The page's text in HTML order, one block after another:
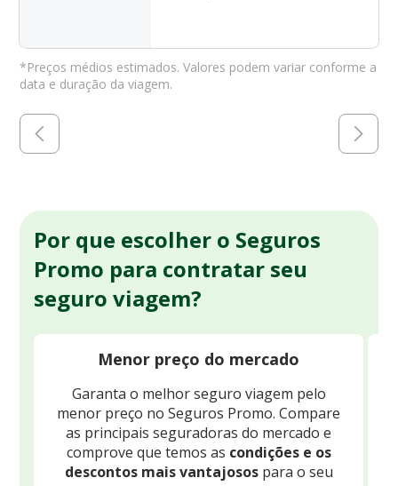
*Preços médios estimados. Valores podem variar conforme a
data e duração da viagem.
Por que escolher o Seguros
Promo para contratar seu
seguro viagem?
Menor preço do mercado
Garanta o melhor seguro viagem pelo
menor preço no Seguros Promo. Compare
as principais seguradoras do mercado e
comprove que temos as condições e os
descontos mais vantajosospara o seu